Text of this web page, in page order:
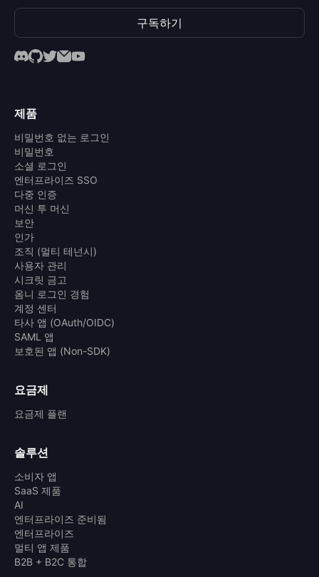
구독하기
제품
비밀번호 없는 로그인
비밀번호
소셜 로그인
엔터프라이즈 SSO
다중 인증
머신 투 머신
보안
인가
조직 (멀티 테넌시)
사용자 관리
시크릿 금고
옴니 로그인 경험
계정 센터
타사 앱 (OAuth/OIDC)
SAML 앱
보호된 앱 (Non-SDK)
요금제
요금제 플랜
솔루션
소비자 앱
SaaS 제품
AI
엔터프라이즈 준비됨
엔터프라이즈
멀티 앱 제품
B2B + B2C 통합